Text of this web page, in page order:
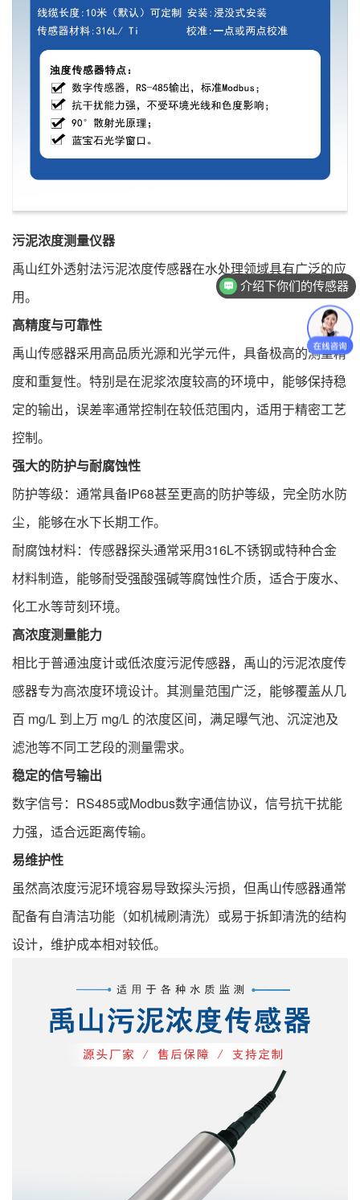
污泥浓度测量仪器
禹山红外透射法污泥浓度传感器在水处理领域具有广泛的应
用。
高精度与可靠性
禹山传感器采用高品质光源和光学元件，具备极高的测量精
度和重复性。特别是在泥浆浓度较高的环境中，能够保持稳
定的输出，误差率通常控制在较低范围内，适用于精密工艺
控制。
强大的防护与耐腐蚀性
防护等级：通常具备IP68甚至更高的防护等级，完全防水防
尘，能够在水下长期工作。
耐腐蚀材料：传感器探头通常采用316L不锈钢或特种合金
材料制造，能够耐受强酸强碱等腐蚀性介质，适合于废水、
化工水等苛刻环境。
高浓度测量能力
相比于普通浊度计或低浓度污泥传感器，禹山的污泥浓度传
感器专为高浓度环境设计。其测量范围广泛，能够覆盖从几
百 mg/L 到上万 mg/L 的浓度区间，满足曝气池、沉淀池及
滤池等不同工艺段的测量需求。
稳定的信号输出
数字信号：RS485或Modbus数字通信协议，信号抗干扰能
力强，适合远距离传输。
易维护性
虽然高浓度污泥环境容易导致探头污损，但禹山传感器通常
配备有自清洁功能（如机械刷清洗）或易于拆卸清洗的结构
设计，维护成本相对较低。
介绍下你们的传感器